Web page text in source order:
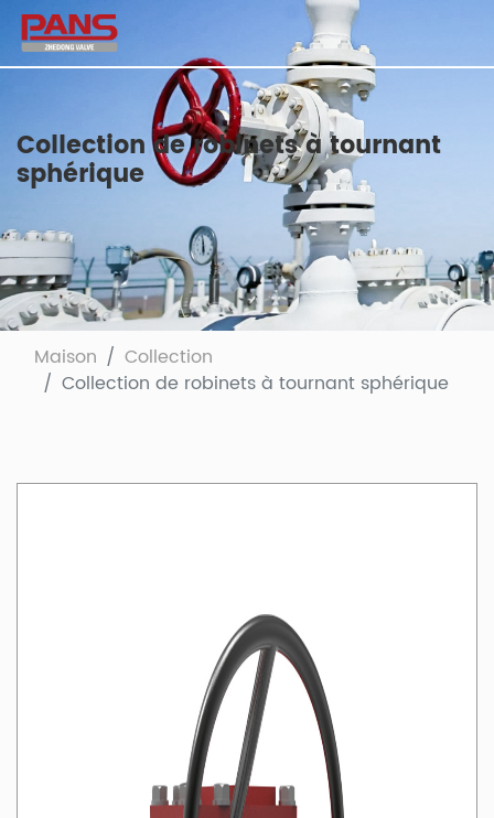
Collection de robinets à tournant
sphérique
Maison
Collection
Collection de robinets à tournant sphérique